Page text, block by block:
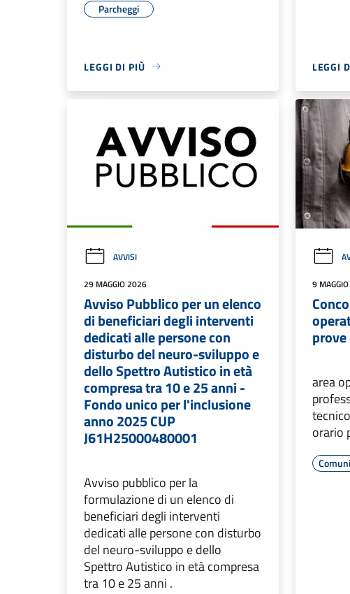
Parcheggi
LEGGI DI PIÙ LEGGI
AVVISI
29 MAGGIO 2026
Avviso Pubblico per un elenco
di beneficiari degli interventi
dedicati alle persone con
disturbo del neuro-sviluppo e
dello Spettro Autistico in età
compresa tra 10 e 25 anni -
Fondo unico per l'inclusione
anno 2025 CUP
J61H25000480001
Avviso pubblico per la
formulazione di un elenco di
beneficiari degli interventi
dedicati alle persone con disturbo
del neuro-sviluppo e dello
Spettro Autistico in età compresa
tra 10 e 25 anni .
9
area
orario